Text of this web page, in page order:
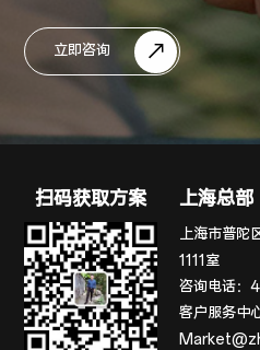
立即咨询
扫码获取方案 上海总部
上海市普陀
1111室
咨询电话：
客户服务中